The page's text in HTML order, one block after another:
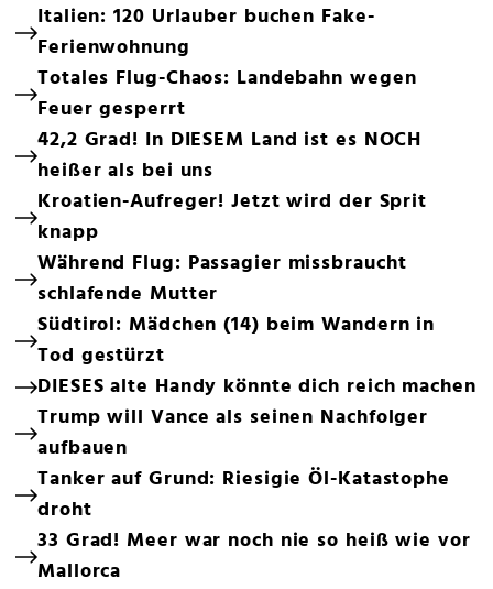
Italien: 120 Urlauber buchen Fake-
Ferienwohnung
Totales Flug-Chaos: Landebahn wegen
Feuer gesperrt
42,2 Grad! In DIESEM Land ist es NOCH
heißer als bei uns
Kroatien-Aufreger! Jetzt wird der Sprit
knapp
Während Flug: Passagier missbraucht
schlafende Mutter
Südtirol: Mädchen (14) beim Wandern in
Tod gestürzt
DIESES alte Handy könnte dich reich machen
Trump will Vance als seinen Nachfolger
aufbauen
Tanker auf Grund: Riesigie Öl-Katastophe
droht
33 Grad! Meer war noch nie so heiß wie vor
Mallorca